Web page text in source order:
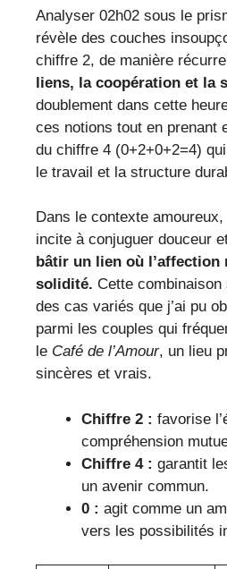
Analyser 02h02 sous le
révèle des couches
chiffre 2, de manière
liens, la coopération et la
doublement dans cette
ces notions tout en prenant
du chiffre 4 (0+2+0+2=4)
le travail et la structure
Dans le contexte
incite à conjuguer douceur
bâtir un lien où l’affection
solidité. Cette combinaison
des cas variés que j’ai pu
parmi les couples qui
le Café de l’Amour, un lieu
sincères et vrais.
Chiffre 2 : favorise
compréhension
Chiffre 4 : garantit
un avenir commun.
0 : agit comme un
vers les possibilités